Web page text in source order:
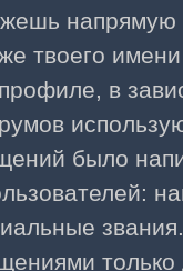
напрямую
твоего
в
было
только